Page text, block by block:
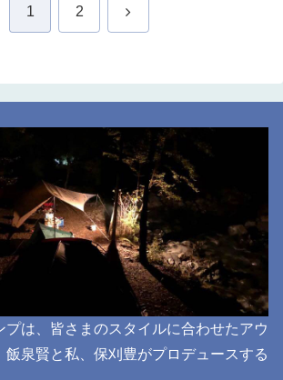
1 2 次
プは、皆さまのスタイルに合わせたアウ
飯泉賢と私、保刈豊がプロデュースする